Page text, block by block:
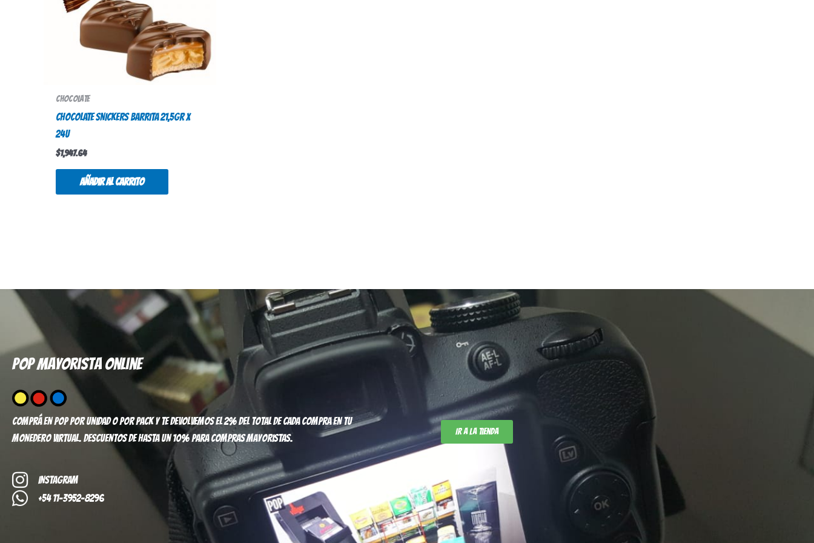
Chocolate
CHOCOLATE SNICKERS BARRITA 21,5gr X
24u
$1,947.64
Añadir al carrito
Pop mayorista online
Comprá en pop por unidad o por pack y te devolvemos el 2% del total de cada compra en tu
monedero virtual. Descuentos de hasta un 10% para compras mayoristas.
Instagram
+54 11-3952-8296
Ir a la tienda